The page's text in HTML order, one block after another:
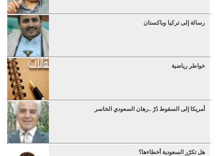
رسالة إلى تركيا وباكستان
خواطر رياضية
أمريكا إلى السقوط دُرْ ..رهان السعودي الخاسر
هل تكرّر السعودية أخطاءها؟